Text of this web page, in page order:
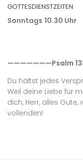
GOTTESDIENSTZEITEN
Sonntags 10.30 Uhr
———————Psalm
Du hältst jedes
Weil deine Liebe für
dich, Herr, alles
vollenden!